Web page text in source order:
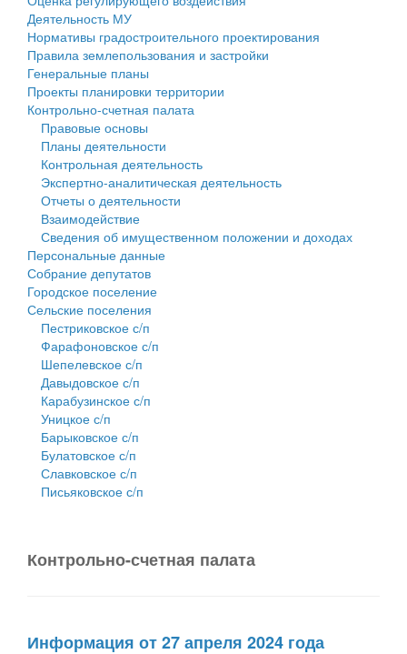
Правила землепользования и застройки
Генеральные планы
Проекты планировки территории
Собрание депутатов
Городское поселение
Сельские поселения
Деятельность МУ
Нормативы градостроительного проектирования
Правила землепользования и застройки
Генеральные планы
Проекты планировки территории
Контрольно-счетная палата
Правовые основы
Планы деятельности
Контрольная деятельность
Экспертно-аналитическая деятельность
Отчеты о деятельности
Взаимодействие
Сведения об имущественном положении и доходах
Персональные данные
Собрание депутатов
Городское поселение
Сельские поселения
Пестриковское с/п
Фарафоновское с/п
Шепелевское с/п
Давыдовское с/п
Карабузинское с/п
Уницкое с/п
Барыковское с/п
Булатовское с/п
Славковское с/п
Письяковское с/п
Контрольно-счетная палата
Информация от 27 апреля 2024 года